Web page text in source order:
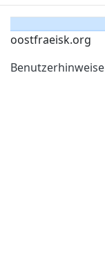
oostfraeisk.org
Benutzerhinweise